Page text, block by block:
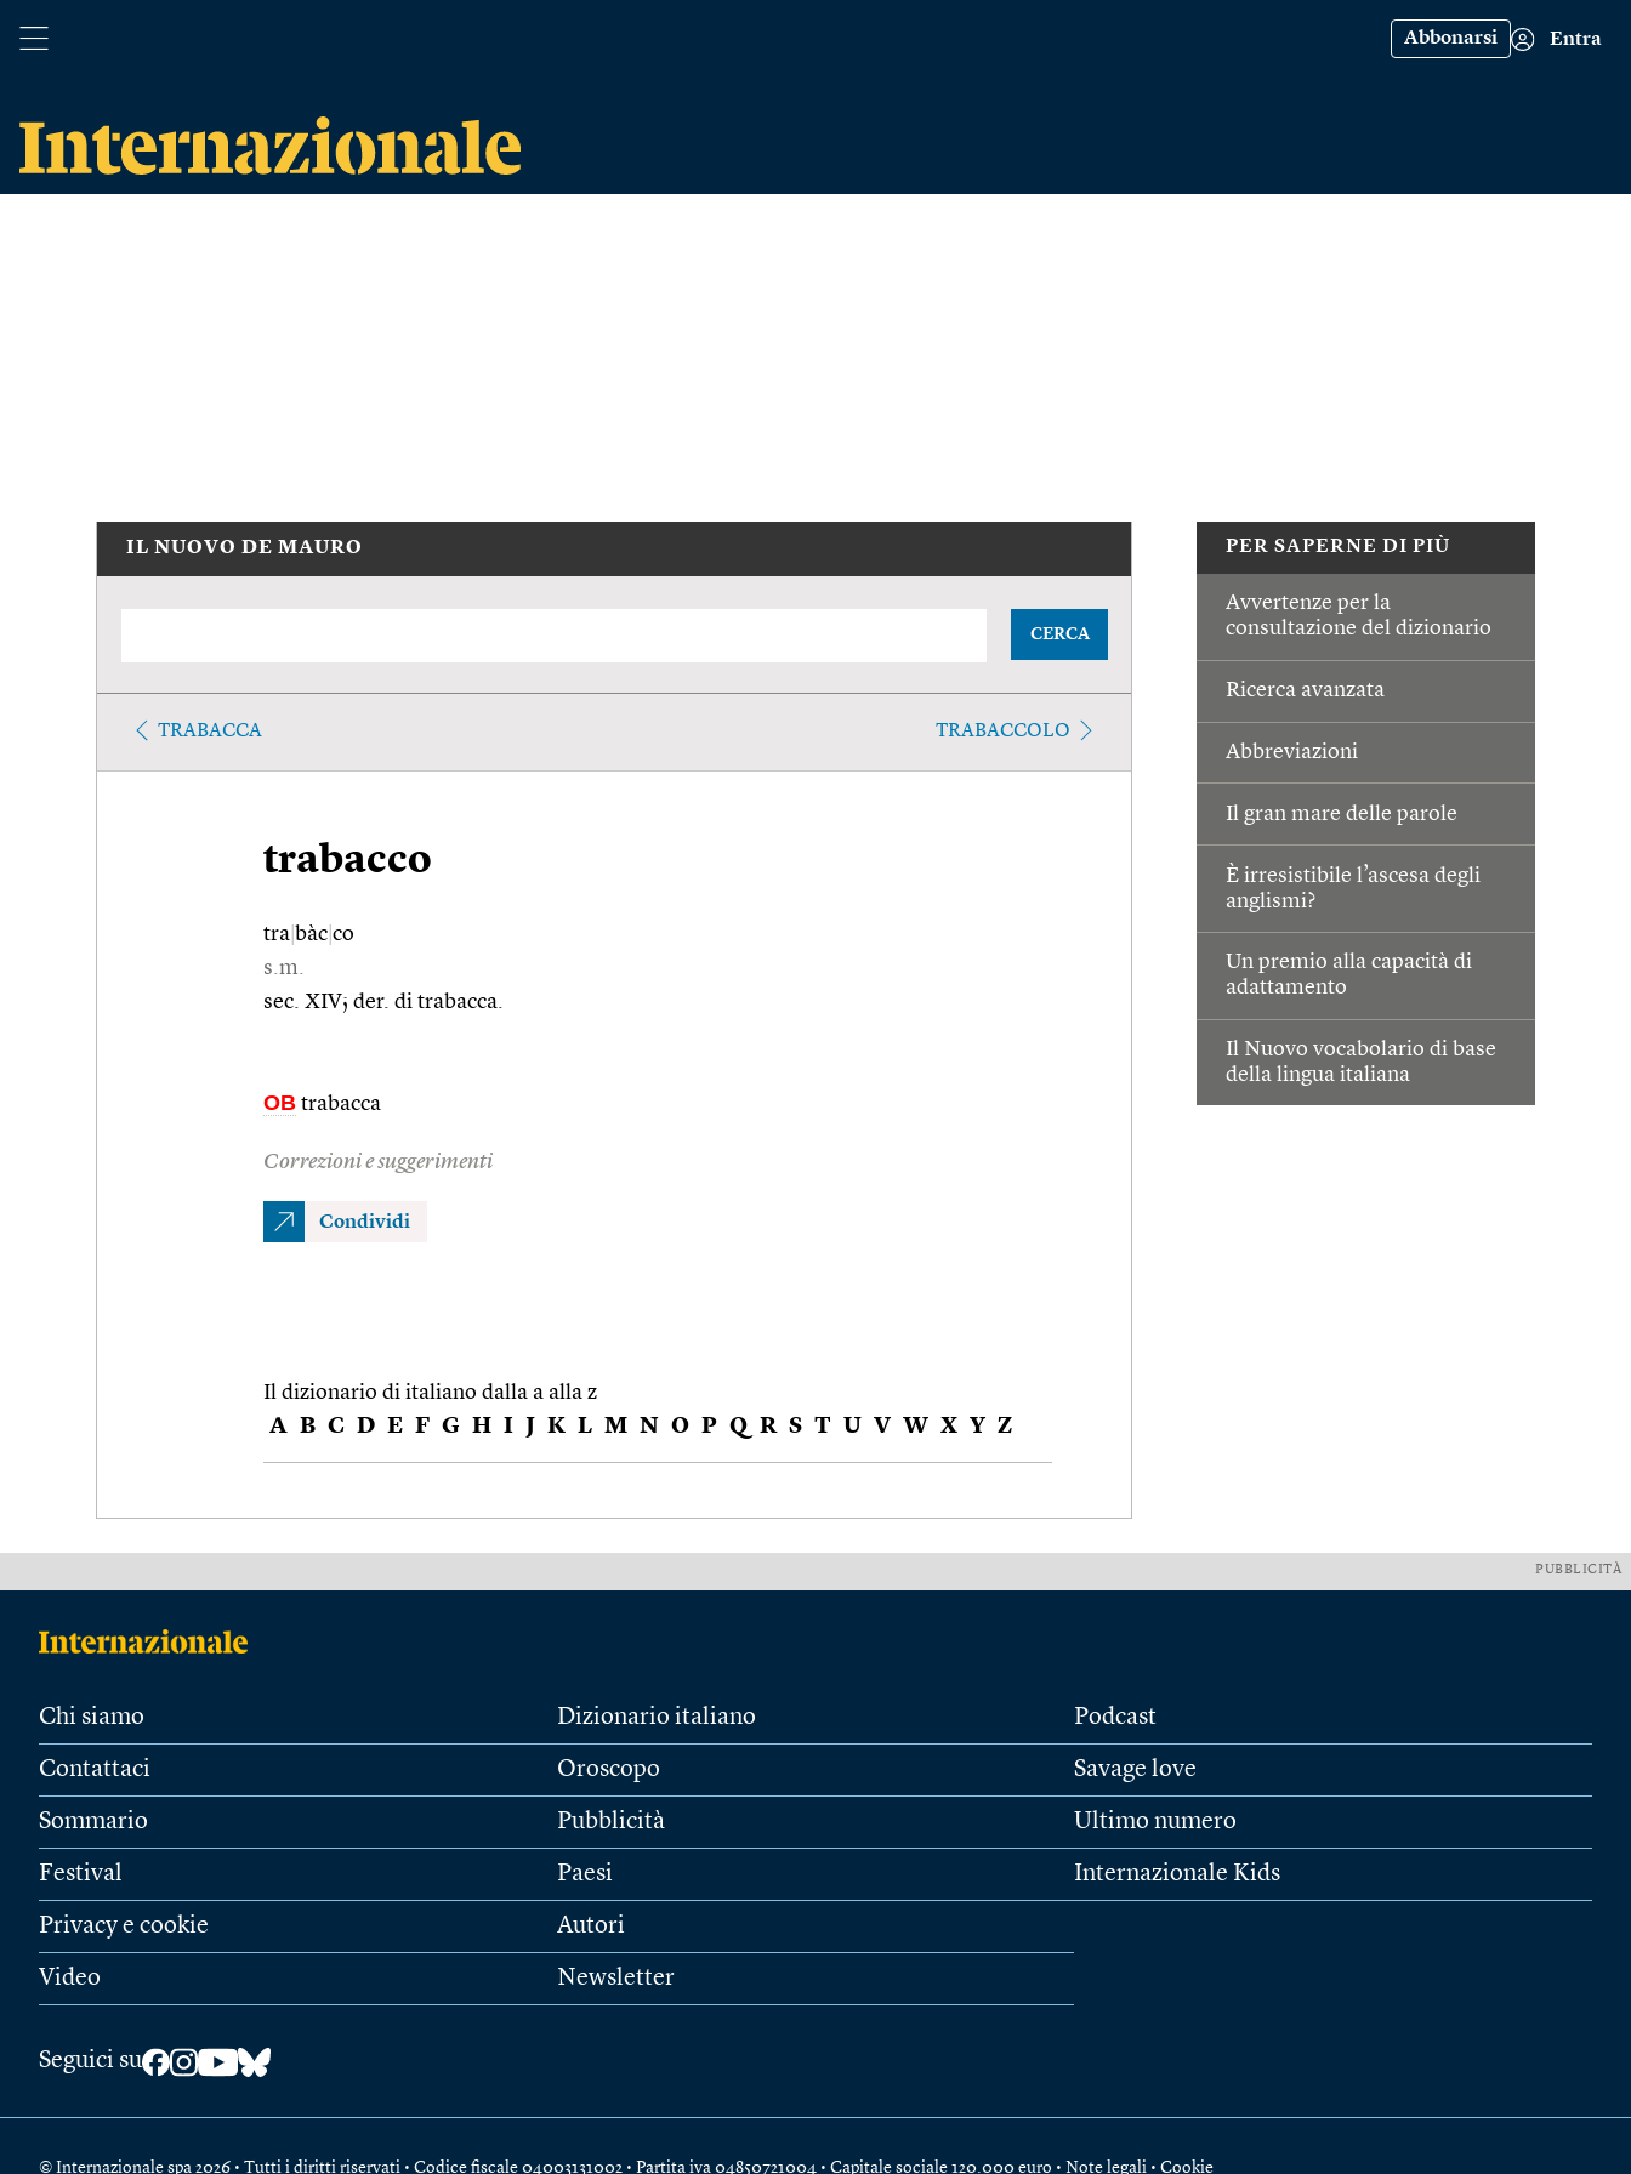
Abbonarsi Entra
PER SAPERNE DI PIÙ
Avvertenze per la
consultazione del dizionario
Ricerca avanzata
Abbreviazioni
Il gran mare delle parole
È irresistibile l’ascesa degli
anglismi?
Un premio alla capacità di
adattamento
Il Nuovo vocabolario di base
della lingua italiana
IL NUOVO DE MAURO
CERCA
TRABACCA TRABACCOLO
trabacco
tra bàc co
s.m.
sec. XIV; der. di trabacca.
OB trabacca
Correzioni e suggerimenti
Condividi
Il dizionario di italiano dalla a alla z
A B C D E F G H I J K L M N O P Q R S T U V W X Y Z
PUBBLICITÀ
Chi siamo
Contattaci
Sommario
Festival
Privacy e cookie
Video
Dizionario italiano
Oroscopo
Pubblicità
Paesi
Autori
Newsletter
Podcast
Savage love
Ultimo numero
Internazionale Kids
Seguici su
© Internazionale spa 2026 • Tutti i diritti riservati • Codice fiscale 04003131002 • Partita iva 04850721004 • Capitale sociale 120.000 euro • Note legali • Cookie